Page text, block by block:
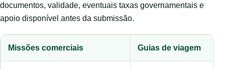
documentos, validade, eventuais taxas governamentais e
apoio disponível antes da submissão.
Missões comerciais Guias de viagem